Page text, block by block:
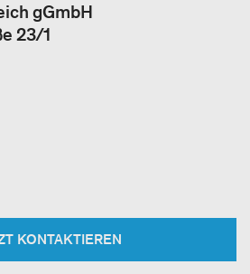
gGmbH
23/1
KONTAKTIEREN